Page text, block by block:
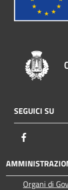
SEGUICI SU
Organi di